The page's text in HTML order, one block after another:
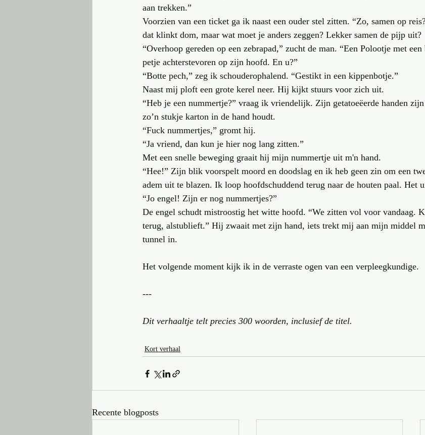
aan trekken.”
Voorzien van een ticket ga ik naast een ouder stel zitten. “Zo, samen op
dat klinkt dom, maar wat moet je anders zeggen? Lekker samen de pijp uit?
“Overhoop gereden op een zebrapad,” zucht de man. “Een Polootje met
petje achterstevoren op zijn hoofd. En u?”
“Botte pech,” zeg ik schouderophalend. “Gestikt in een kippenbotje.”
Naast mij ploft een grote kerel neer. Hij kijkt stuurs voor zich uit.
“Heb je een nummertje?” vraag ik vriendelijk. Zijn getatoeëerde handen
zo’n stukje karton in de hand houdt.
“Fuck nummertjes,” gromt hij.
“Ja vriend, dan kun je hier nog lang zitten.”
Met een snelle beweging graait hij mijn nummertje uit m'n hand.
“Hee!” Zijn blik voorspelt moord en doodslag en ik heb geen zin om een
adem uit te blazen. Ik loop hoofdschuddend terug naar de houten paal. Het
“Jo engel! Zijn er nog nummertjes?”
De engel schudt mistroostig het witte hoofd. “We zitten vol voor vandaag.
terug, alstublieft.” Hij zwaait met zijn hand, iets trekt mij aan mijn middel
tunnel in.
Het volgende moment kijk ik in de verraste ogen van een verpleegkundige.
---
Dit verhaaltje telt precies 300 woorden, inclusief de titel.
Kort verhaal
Recente blogposts